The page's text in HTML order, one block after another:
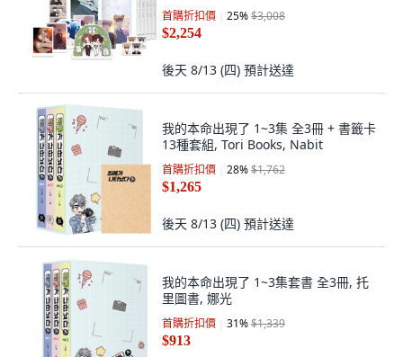
首購折扣價 25%$3,008
$2,254
後天 8/13 (四) 預計送達
我的本命出現了 1~3集 全3冊 + 書籤卡
13種套組, Tori Books, Nabit
首購折扣價 28%$1,762
$1,265
後天 8/13 (四) 預計送達
我的本命出現了 1~3集套書 全3冊, 托
里圖書, 娜光
首購折扣價 31%$1,339
$913